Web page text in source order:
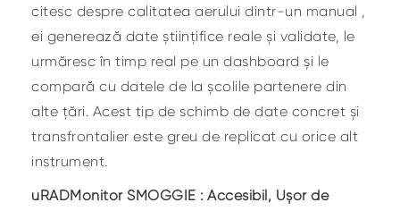
citesc despre calitatea aerului dintr-un manual ,
ei generează date științifice reale și validate, le
urmăresc în timp real pe un dashboard și le
compară cu datele de la școlile partenere din
alte țări. Acest tip de schimb de date concret și
transfrontalier este greu de replicat cu orice alt
instrument.
uRADMonitor SMOGGIE : Accesibil, Ușor de